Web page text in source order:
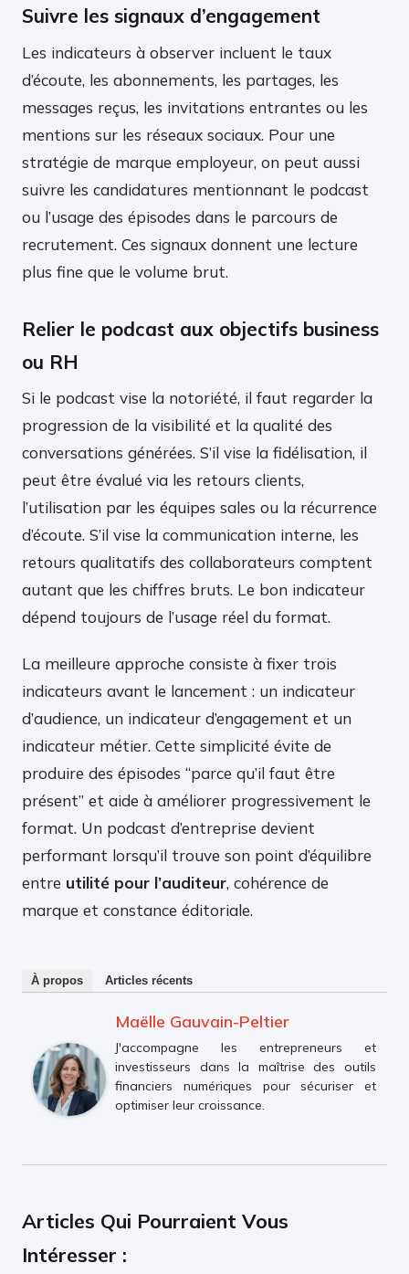
Suivre les signaux d’engagement
Les indicateurs à observer incluent le taux
d’écoute, les abonnements, les partages, les
messages reçus, les invitations entrantes ou les
mentions sur les réseaux sociaux. Pour une
stratégie de marque employeur, on peut aussi
suivre les candidatures mentionnant le podcast
ou l’usage des épisodes dans le parcours de
recrutement. Ces signaux donnent une lecture
plus fine que le volume brut.
Relier le podcast aux objectifs business
ou RH
Si le podcast vise la notoriété, il faut regarder la
progression de la visibilité et la qualité des
conversations générées. S’il vise la fidélisation, il
peut être évalué via les retours clients,
l’utilisation par les équipes sales ou la récurrence
d’écoute. S’il vise la communication interne, les
retours qualitatifs des collaborateurs comptent
autant que les chiffres bruts. Le bon indicateur
dépend toujours de l’usage réel du format.
La meilleure approche consiste à fixer trois
indicateurs avant le lancement : un indicateur
d’audience, un indicateur d’engagement et un
indicateur métier. Cette simplicité évite de
produire des épisodes “parce qu’il faut être
présent” et aide à améliorer progressivement le
format. Un podcast d’entreprise devient
performant lorsqu’il trouve son point d’équilibre
entre utilité pour l’auditeur, cohérence de
marque et constance éditoriale.
À propos Articles récents
Maëlle Gauvain-Peltier
J'accompagne les entrepreneurs et
investisseurs dans la maîtrise des outils
financiers numériques pour sécuriser et
optimiser leur croissance.
Articles Qui Pourraient Vous
Intéresser :